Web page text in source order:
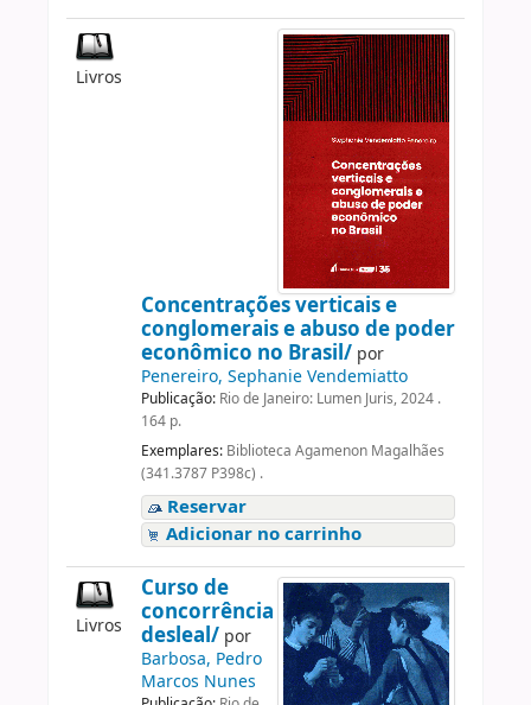
Livros
Concentrações verticais e
conglomerais e abuso de poder
econômico no Brasil/ por
Penereiro, Sephanie Vendemiatto
Publicação: Rio de Janeiro: Lumen Juris, 2024 .
164 p.
Exemplares: Biblioteca Agamenon Magalhães
(341.3787 P398c) .
Reservar
Adicionar no carrinho
Livros
Curso de
concorrência
desleal/ por
Barbosa, Pedro
Marcos Nunes